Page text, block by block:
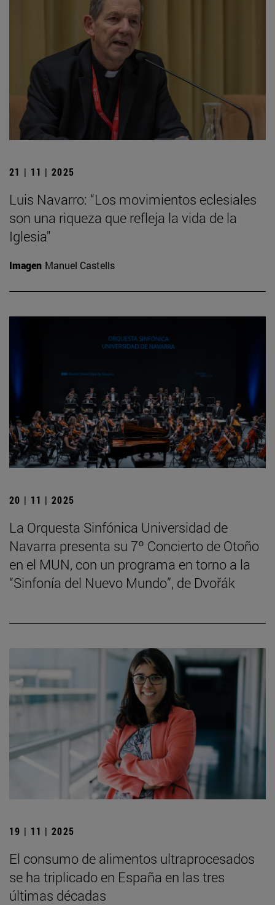
21 | 11 | 2025
Luis Navarro: “Los movimientos eclesiales
son una riqueza que refleja la vida de la
Iglesia"
Imagen Manuel Castells
20 | 11 | 2025
La Orquesta Sinfónica Universidad de
Navarra presenta su 7º Concierto de Otoño
en el MUN, con un programa en torno a la
“Sinfonía del Nuevo Mundo”, de Dvořák
19 | 11 | 2025
El consumo de alimentos ultraprocesados
se ha triplicado en España en las tres
últimas décadas